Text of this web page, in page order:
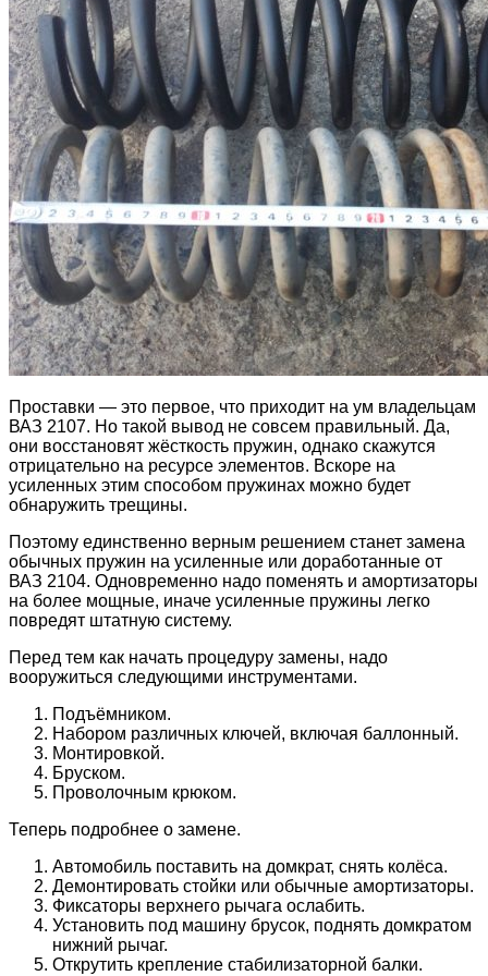
Проставки — это первое, что приходит на ум владельцам
ВАЗ 2107. Но такой вывод не совсем правильный. Да,
они восстановят жёсткость пружин, однако скажутся
отрицательно на ресурсе элементов. Вскоре на
усиленных этим способом пружинах можно будет
обнаружить трещины.
Поэтому единственно верным решением станет замена
обычных пружин на усиленные или доработанные от
ВАЗ 2104. Одновременно надо поменять и амортизаторы
на более мощные, иначе усиленные пружины легко
повредят штатную систему.
Перед тем как начать процедуру замены, надо
вооружиться следующими инструментами.
Подъёмником.
Набором различных ключей, включая баллонный.
Монтировкой.
Бруском.
Проволочным крюком.
Теперь подробнее о замене.
Автомобиль поставить на домкрат, снять колёса.
Демонтировать стойки или обычные амортизаторы.
Фиксаторы верхнего рычага ослабить.
Установить под машину брусок, поднять домкратом
нижний рычаг.
Открутить крепление стабилизаторной балки.